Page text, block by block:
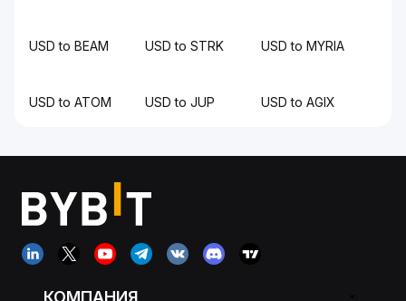
USD to BEAM USD to STRK USD to MYRIA
USD to ATOM USD to JUP USD to AGIX
КОМПАНИЯ